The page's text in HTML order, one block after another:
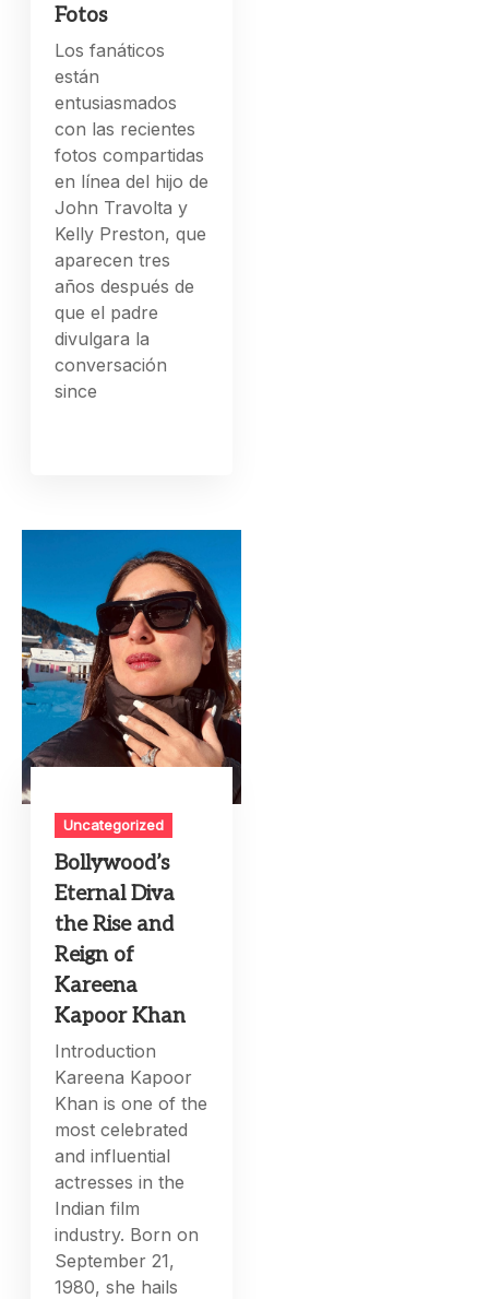
Fotos
Los fanáticos
están
entusiasmados
con las recientes
fotos compartidas
en línea del hijo de
John Travolta y
Kelly Preston, que
aparecen tres
años después de
que el padre
divulgara la
conversación
since
Uncategorized
Bollywood’s
Eternal Diva
the Rise and
Reign of
Kareena
Kapoor Khan
Introduction
Kareena Kapoor
Khan is one of the
most celebrated
and influential
actresses in the
Indian film
industry. Born on
September 21,
1980, she hails